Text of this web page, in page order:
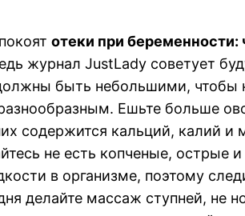
отеки при беременности:
журнал JustLady советует
быть небольшими,
Ешьте больше
содержится кальций, калий
не есть копченые,
в организме, поэтому
делайте массаж ступней, не